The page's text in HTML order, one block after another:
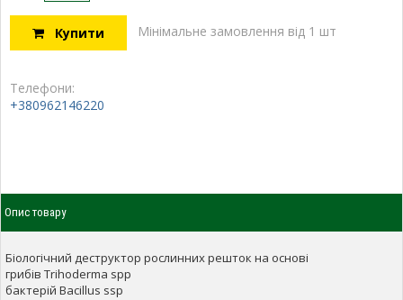
Купити Мінімальне замовлення від 1 шт
Телефони:
+380962146220
Опис товару
Біологічний деструктор рослинних решток на основі
грибів Trihoderma spp
бактерій Bacillus ssp